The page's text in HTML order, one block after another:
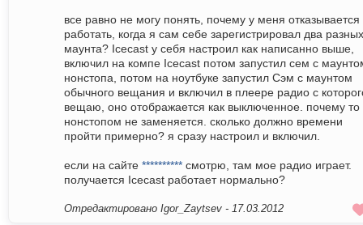
все равно не могу понять, почему у меня отказывается
работать, когда я сам себе зарегистрировал два разных
маунта? Icecast у себя настроил как написанно выше,
включил на компе Icecast потом запустил сем с
нонстопа, потом на ноутбуке запустил Сэм с маунтом
обычного вещания и включил в плеере радио с
вещаю, оно отображается как выключенное. почему то
нонстопом не заменяется. сколько должно времени
пройти примерно? я сразу настроил и включил.
если на сайте ********** смотрю, там мое радио играет.
получается Icecast работает нормально?
Отредактировано Igor_Zaytsev - 17.03.2012